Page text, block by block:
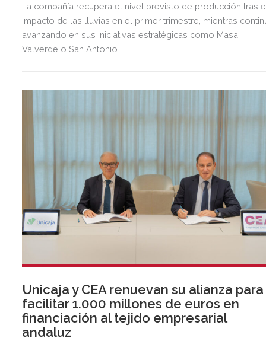
La compañía recupera el nivel previsto de producción tras
impacto de las lluvias en el primer trimestre, mientras
avanzando en sus iniciativas estratégicas como Masa
Valverde o San Antonio.
Unicaja y CEA renuevan su alianza para
facilitar 1.000 millones de euros en
financiación al tejido empresarial
andaluz